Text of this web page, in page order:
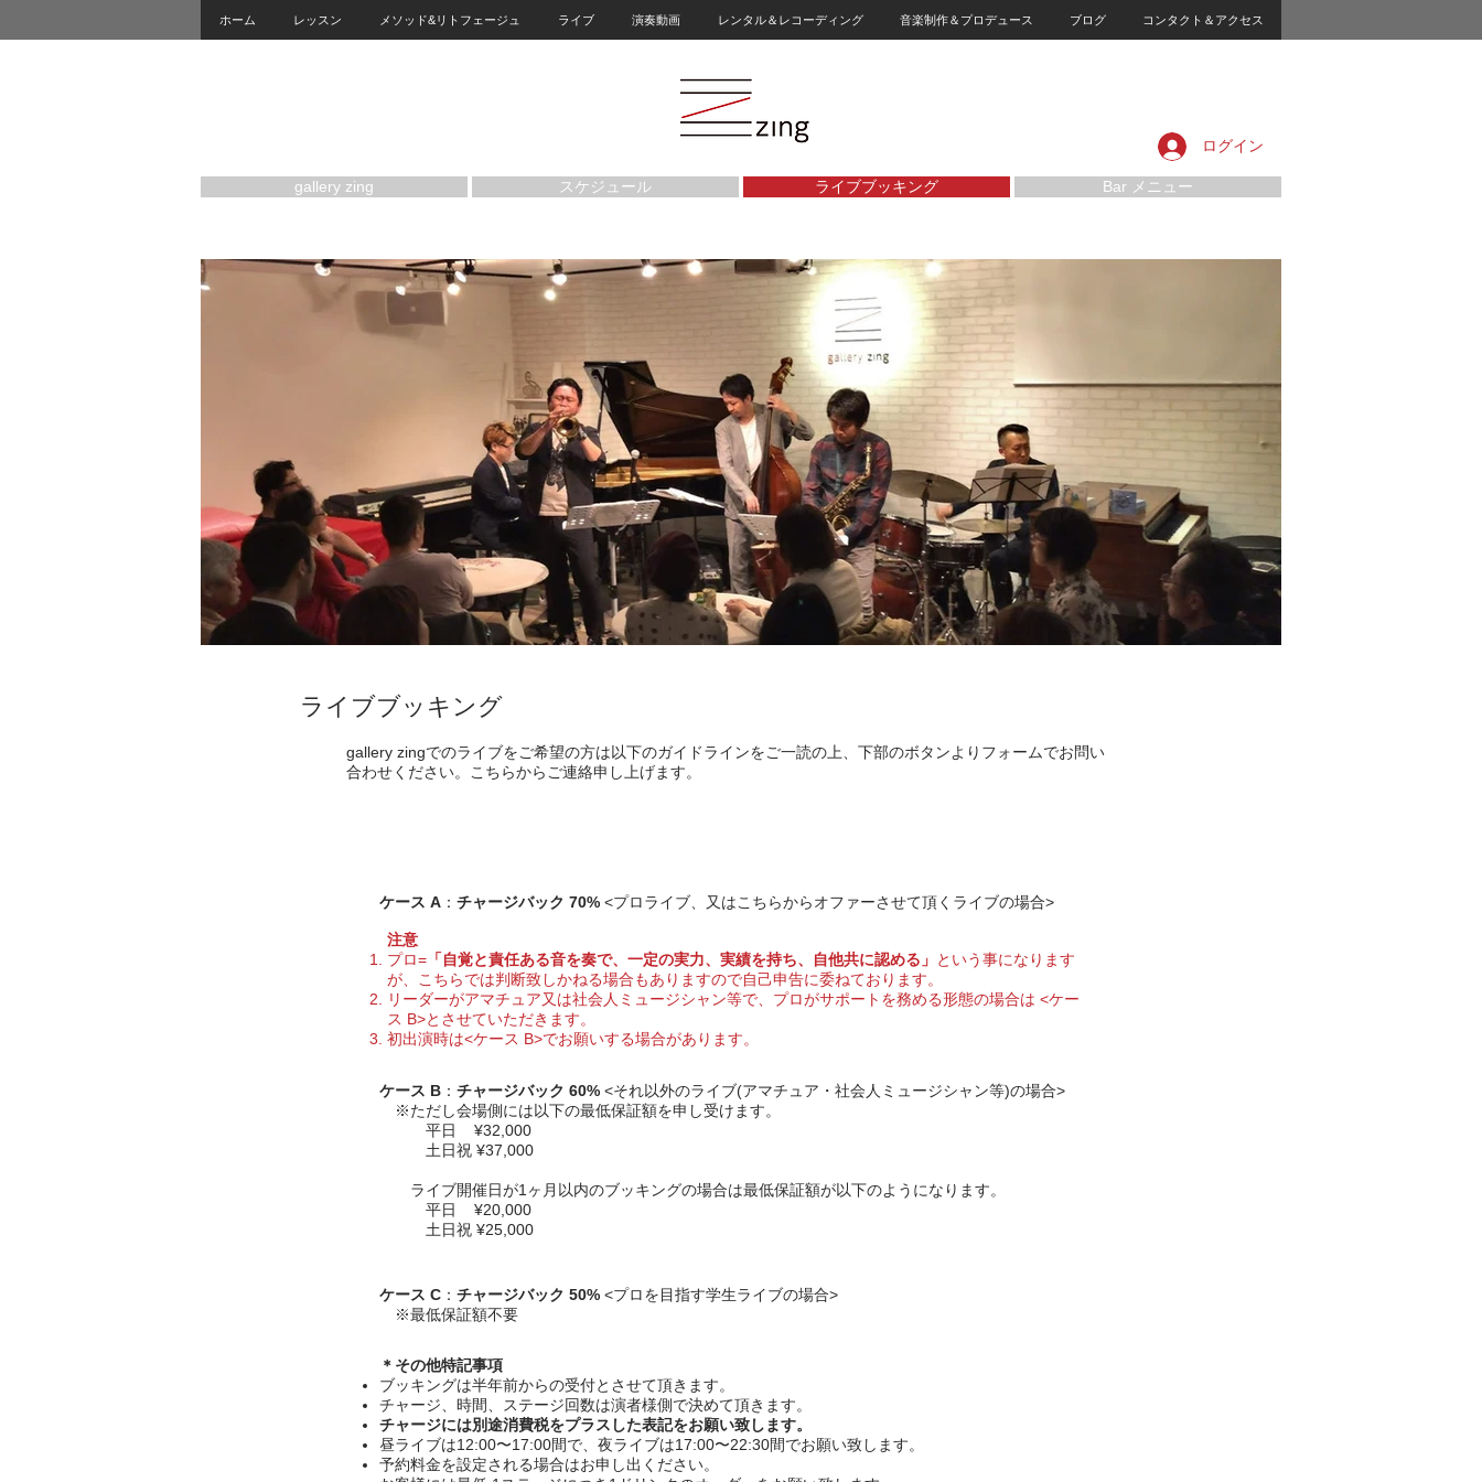
ホーム レッスン メソッド&リトフェージュ ライブ 演奏動画 レンタル＆レコーディング 音楽制作＆プロデュース ブログ コンタクト＆アクセス
ログイン
gallery zing スケジュール ライブブッキング Bar メニュー
ライブブッキング
gallery zingでのライブをご希望の方は以下のガイドラインをご一読の上、下部のボタンよりフォームでお問い
合わせください。こちらからご連絡申し上げます。
注意
プロ= 「自覚と責任ある音を奏で、一定の実力、実績を持ち、自他共に認める 」 という事になります
が、こちらでは判断致しかねる場合もありますので自己申告に委ねております。
リーダーがアマチュア又は社会人ミュージシャン等で、プロがサポートを務める形態の場合は <ケー
ス B>とさせていただきます。
​初出演時は<ケース B>でお願いする場合があります。
ケース B ： チャージバック 60% <それ以外のライブ(アマチュア・社会人ミュージシャン等)の場合>
※ただし会場側には以下の最低保証額を申し受けます。
平日 ¥32,000
土日祝 ¥37,000
ライブ開催日が1ヶ月以内のブッキングの場合は最低保証額が以下のようになります。
平日 ¥20,000
土日祝 ¥25,000
ケース C ： チャージバック 50% <プロを目指す学生ライブの場合>
※最低保証額不要
＊その他特記事項
ブッキングは半年前からの受付とさせて頂きます。
チャージ、時間、ステージ回数は演者様側で決めて頂きます。
チャージには別途消費税をプラスした表記をお願い致します。
昼ライブは12:00〜17:00間で、夜ライブは17:00〜22:30間でお願い致します。
予約料金を設定される場合はお申し出ください。
ケース A ： チャージバック 70% <プロライブ、又はこちらからオファーさせて頂くライブの場合>